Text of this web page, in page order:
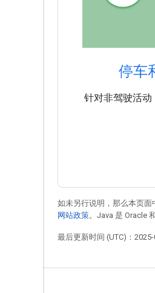
停车
针对非驾驶活动
如未另行说明，那么本页面
网站政策。Java 是 Oracle
最后更新时间 (UTC)：2025-